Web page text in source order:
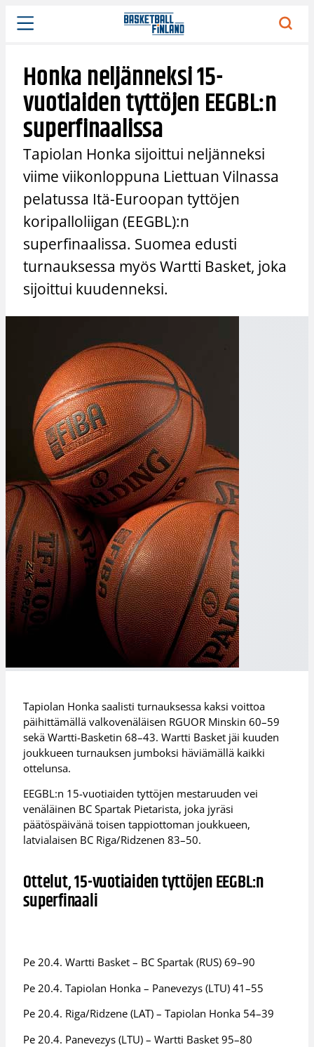
Siirry
sisältöön
Honka neljänneksi 15-
vuotiaiden tyttöjen EEGBL:n
superfinaalissa
Tapiolan Honka sijoittui neljänneksi
viime viikonloppuna Liettuan Vilnassa
pelatussa Itä-Euroopan tyttöjen
koripalloliigan (EEGBL):n
superfinaalissa. Suomea edusti
turnauksessa myös Wartti Basket, joka
sijoittui kuudenneksi.
Tapiolan Honka saalisti turnauksessa kaksi voittoa
päihittämällä valkovenäläisen RGUOR Minskin 60–59
sekä Wartti-Basketin 68–43. Wartti Basket jäi kuuden
joukkueen turnauksen jumboksi häviämällä kaikki
ottelunsa.
EEGBL:n 15-vuotiaiden tyttöjen mestaruuden vei
venäläinen BC Spartak Pietarista, joka jyräsi
päätöspäivänä toisen tappiottoman joukkueen,
latvialaisen BC Riga/Ridzenen 83–50.
Ottelut, 15-vuotiaiden tyttöjen EEGBL:n
superfinaali
Pe 20.4. Wartti Basket – BC Spartak (RUS) 69–90
Pe 20.4. Tapiolan Honka – Panevezys (LTU) 41–55
Pe 20.4. Riga/Ridzene (LAT) – Tapiolan Honka 54–39
Pe 20.4. Panevezys (LTU) – Wartti Basket 95–80